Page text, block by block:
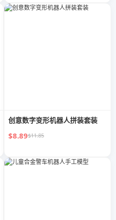
创意数字变形机器人拼装套装
$8.89$11.85